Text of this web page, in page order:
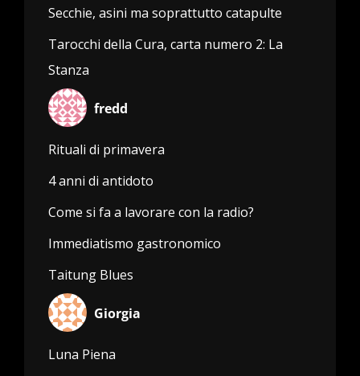
Secchie, asini ma soprattutto catapulte
Tarocchi della Cura, carta numero 2: La
Stanza
fredd
Rituali di primavera
4 anni di antidoto
Come si fa a lavorare con la radio?
Immediatismo gastronomico
Taitung Blues
Giorgia
Luna Piena